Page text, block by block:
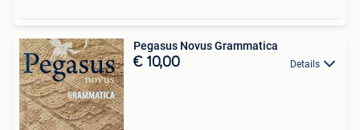
Pegasus Novus Grammatica
€ 10,00 Details